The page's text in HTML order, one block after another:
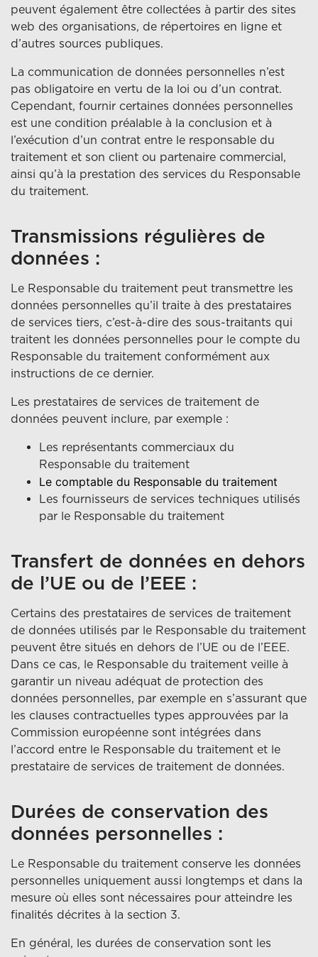
peuvent également être collectées à partir des sites
web des organisations, de répertoires en ligne et
d’autres sources publiques.
La communication de données personnelles n’est
pas obligatoire en vertu de la loi ou d’un contrat.
Cependant, fournir certaines données personnelles
est une condition préalable à la conclusion et à
l’exécution d’un contrat entre le responsable du
traitement et son client ou partenaire commercial,
ainsi qu’à la prestation des services du Responsable
du traitement.
Transmissions régulières de
données :
Le Responsable du traitement peut transmettre les
données personnelles qu’il traite à des prestataires
de services tiers, c’est-à-dire des sous-traitants qui
traitent les données personnelles pour le compte du
Responsable du traitement conformément aux
instructions de ce dernier.
Les prestataires de services de traitement de
données peuvent inclure, par exemple :
Les représentants commerciaux du
Responsable du traitement
Le comptable du Responsable du traitement
Les fournisseurs de services techniques utilisés
par le Responsable du traitement
Transfert de données en dehors
de l’UE ou de l’EEE :
Certains des prestataires de services de traitement
de données utilisés par le Responsable du traitement
peuvent être situés en dehors de l’UE ou de l’EEE.
Dans ce cas, le Responsable du traitement veille à
garantir un niveau adéquat de protection des
données personnelles, par exemple en s’assurant que
les clauses contractuelles types approuvées par la
Commission européenne sont intégrées dans
l’accord entre le Responsable du traitement et le
prestataire de services de traitement de données.
Durées de conservation des
données personnelles :
Le Responsable du traitement conserve les données
personnelles uniquement aussi longtemps et dans la
mesure où elles sont nécessaires pour atteindre les
finalités décrites à la section 3.
En général, les durées de conservation sont les